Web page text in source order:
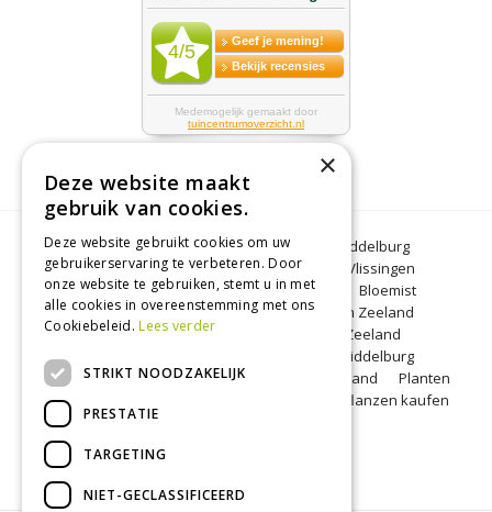
Bloemen Middelburg
Dierenwinkel Middelburg
Kerstbomen Middelburg
Tuincentrum Vlissingen
Tuincentrum Zeeland
Gartencenter
Bloemist
Middelburg
BBQ Zeeland
Tuinplanten Zeeland
Koopzondag Middelburg
Barbecue Zeeland
Woonwinkel Middelburg
Tuincentrum Middelburg
Koopzondag Zeeland
Planten
kopen Middelburg
Pflanzen kaufen
×
Deze website maakt
gebruik van cookies.
Deze website gebruikt cookies om uw
gebruikerservaring te verbeteren. Door
onze website te gebruiken, stemt u in met
alle cookies in overeenstemming met ons
Cookiebeleid.Lees verder
STRIKT NOODZAKELIJK
PRESTATIE
TARGETING
NIET-GECLASSIFICEERD